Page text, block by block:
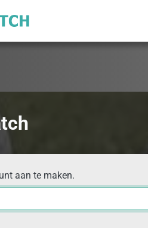
aan te maken.